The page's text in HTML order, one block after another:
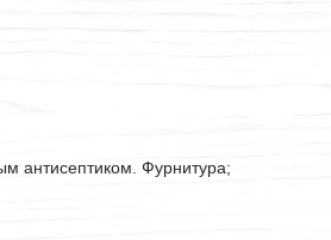
антисептиком. Фурнитура;